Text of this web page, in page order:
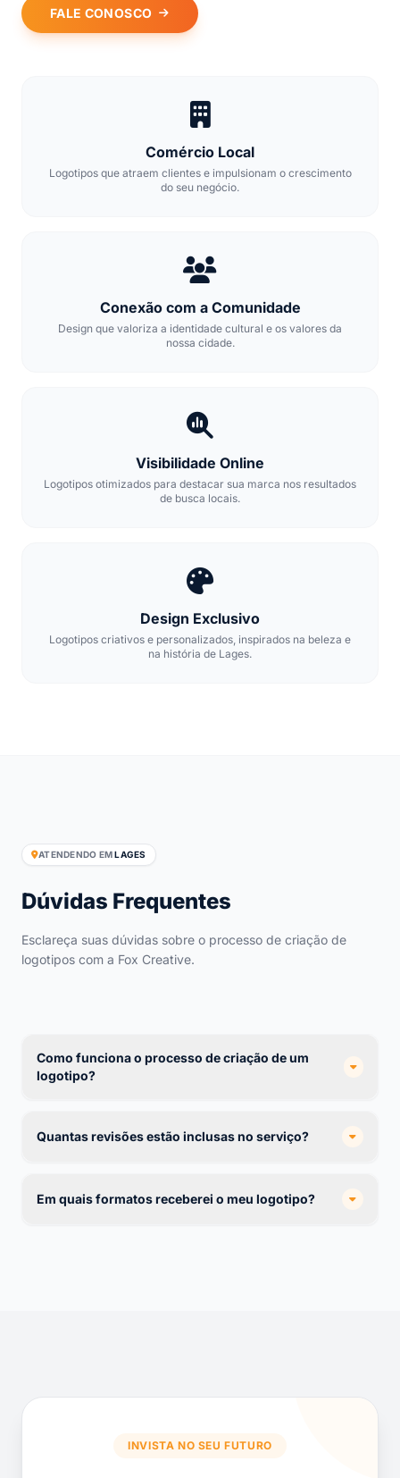
FALE CONOSCO
Comércio Local
Logotipos que atraem clientes e impulsionam o crescimento
do seu negócio.
Conexão com a Comunidade
Design que valoriza a identidade cultural e os valores da
nossa cidade.
Visibilidade Online
Logotipos otimizados para destacar sua marca nos resultados
de busca locais.
Design Exclusivo
Logotipos criativos e personalizados, inspirados na beleza e
na história de Lages.
ATENDENDO EMLAGES
Dúvidas Frequentes
Esclareça suas dúvidas sobre o processo de criação de
logotipos com a Fox Creative.
Como funciona o processo de criação de um
logotipo?
Quantas revisões estão inclusas no serviço?
Em quais formatos receberei o meu logotipo?
INVISTA NO SEU FUTURO